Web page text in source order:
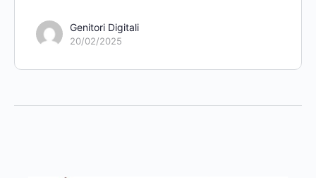
Genitori Digitali
20/02/2025